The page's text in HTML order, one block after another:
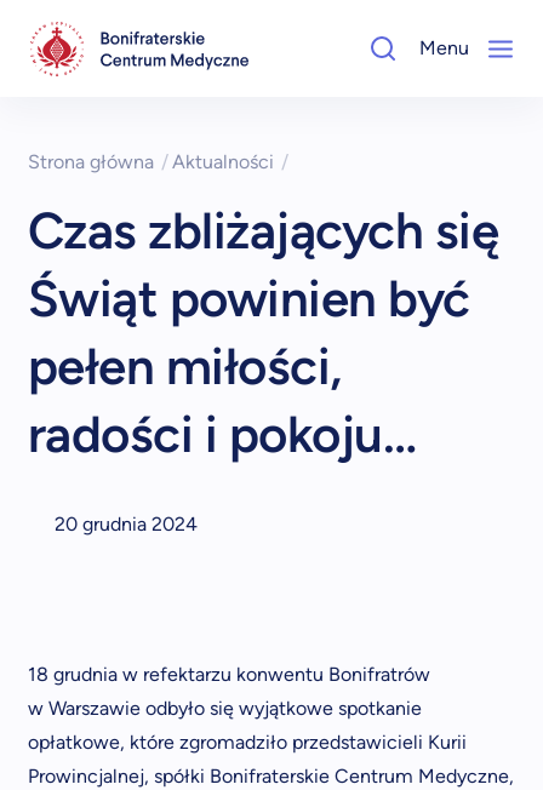
Menu
Strona główna /Aktualności /
Czas zbliżających się
Świąt powinien być
pełen miłości,
radości i pokoju…
20 grudnia 2024
18 grudnia w refektarzu konwentu Bonifratrów
w Warszawie odbyło się wyjątkowe spotkanie
opłatkowe, które zgromadziło przedstawicieli Kurii
Prowincjalnej, spółki Bonifraterskie Centrum Medyczne,